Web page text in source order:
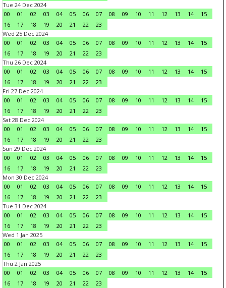
Tue 24 Dec 2024
00
01 02 03 04 05 06 07 08 09 10 11 12 13 14
15
16
17 18 19 20 21 22
23
Wed 25 Dec 2024
00
01 02 03 04 05 06 07 08 09 10 11 12 13 14
15
16
17 18 19 20 21 22
23
Thu 26 Dec 2024
00
01 02 03 04 05 06 07 08 09 10 11 12 13 14
15
16
17 18 19 20 21 22
23
Fri 27 Dec 2024
00
01 02 03 04 05 06 07 08 09 10 11 12 13 14
15
16
17 18 19 20 21 22
23
Sat 28 Dec 2024
00
01 02 03 04 05 06 07 08 09 10 11 12 13 14
15
16
17 18 19 20 21 22
23
Sun 29 Dec 2024
00
01 02 03 04 05 06 07 08 09 10 11 12 13 14
15
16
17 18 19 20 21 22
23
Mon 30 Dec 2024
00
01 02 03 04 05 06 07 08 09 10 11 12 13 14
15
16
17 18 19 20 21 22
23
Tue 31 Dec 2024
00
01 02 03 04 05 06 07 08 09 10 11 12 13 14
15
16
17 18 19 20 21 22
23
Wed 1 Jan 2025
00
01 02 03 04 05 06 07 08 09 10 11 12 13 14
15
16
17 18 19 20 21 22
23
Thu 2 Jan 2025
00
01 02 03 04 05 06 07 08 09 10 11 12 13 14
15
16
17 18 19 20 21 22
23